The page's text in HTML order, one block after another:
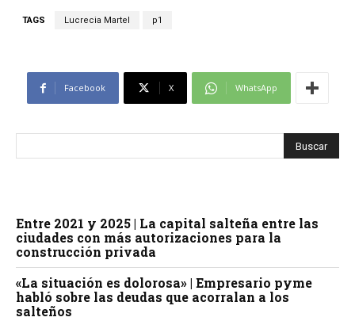
TAGS Lucrecia Martel p1
Facebook X WhatsApp
Entre 2021 y 2025 | La capital salteña entre las
ciudades con más autorizaciones para la
construcción privada
«La situación es dolorosa» | Empresario pyme
habló sobre las deudas que acorralan a los
salteños